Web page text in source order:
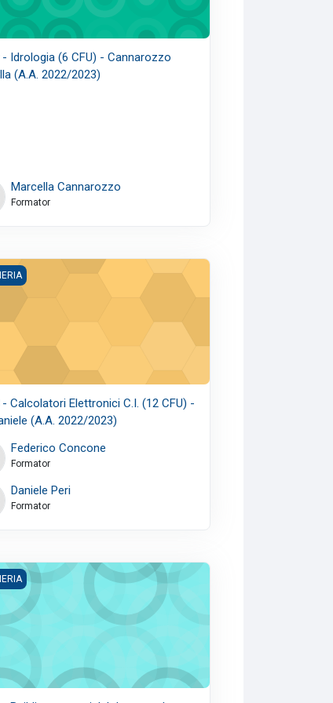
- Idrologia (6 CFU) - Cannarozzo
(A.A. 2022/2023)
Marcella Cannarozzo
Formator
2023)
Calcolatori Elettronici C.I. (12 CFU) - Peri Daniele (A.A. 2022/
- Calcolatori Elettronici C.I. (12 CFU) -
(A.A. 2022/2023)
Federico Concone
Formator
Daniele Peri
Formator
Gianluca (A.A. 2022/2023)
Buildings materials' decay and diagnostics (6 CFU) - Megna